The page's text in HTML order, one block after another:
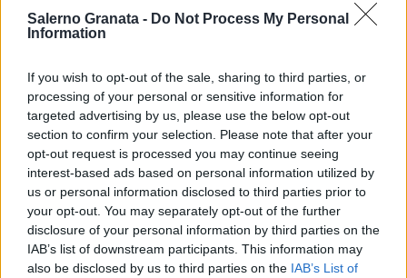
Salerno Granata - Do Not Process My Personal
Information
If you wish to opt-out of the sale, sharing to third parties, or
processing of your personal or sensitive information for
targeted advertising by us, please use the below opt-out
section to confirm your selection. Please note that after your
opt-out request is processed you may continue seeing
interest-based ads based on personal information utilized by
us or personal information disclosed to third parties prior to
your opt-out. You may separately opt-out of the further
disclosure of your personal information by third parties on the
IAB’s list of downstream participants. This information may
also be disclosed by us to third parties on the IAB’s List of